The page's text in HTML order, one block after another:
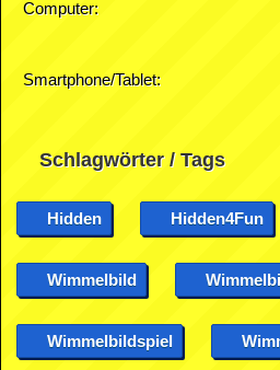
Computer:
Smartphone/Tablet:
Schlagwörter / Tags
Hidden Hidden4Fun
Wimmelbild
Wimmelbildspiel